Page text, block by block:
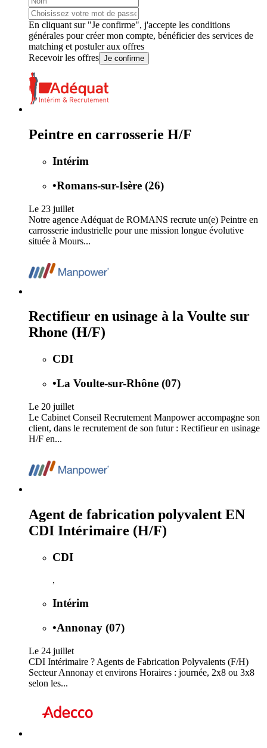
En cliquant sur "Je confirme", j'accepte les conditions
générales pour créer mon compte, bénéficier des services de
matching et postuler aux offres
Recevoir les offres Je confirme
Peintre en carrosserie H/F
Intérim
•Romans-sur-Isère (26)
Le 23 juillet
Notre agence Adéquat de ROMANS recrute un(e) Peintre en
carrosserie industrielle pour une mission longue évolutive
située à Mours...
Rectifieur en usinage à la Voulte sur
Rhone (H/F)
CDI
•La Voulte-sur-Rhône (07)
Le 20 juillet
Le Cabinet Conseil Recrutement Manpower accompagne son
client, dans le recrutement de son futur : Rectifieur en usinage
H/F en...
Agent de fabrication polyvalent EN
CDI Intérimaire (H/F)
CDI
,
Intérim
•Annonay (07)
Le 24 juillet
CDI Intérimaire ? Agents de Fabrication Polyvalents (F/H)
Secteur Annonay et environs Horaires : journée, 2x8 ou 3x8
selon les...